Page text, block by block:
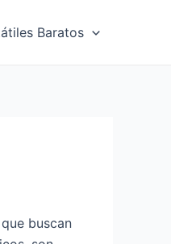
Baratos
buscan